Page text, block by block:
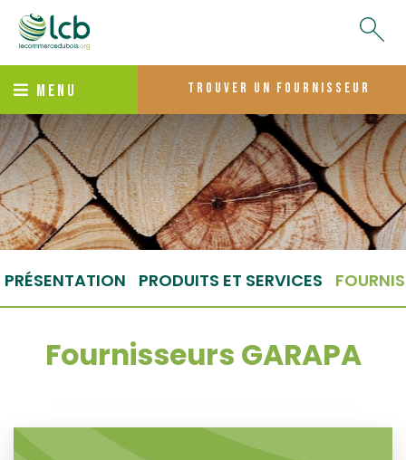
MENU trouver un fournisseur
PRÉSENTATION PRODUITS ET SERVICES
Fournisseurs GARAPA